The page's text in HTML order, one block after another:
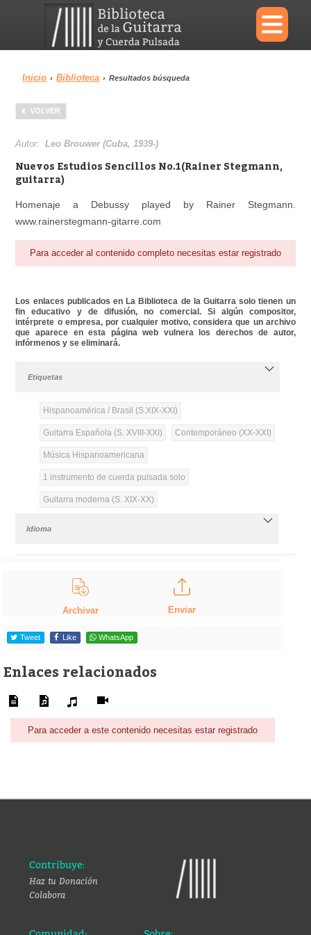
×
Menu
Biblioteca
Área personal Reproductor
Inicio › Biblioteca › Resultados búsqueda
VOLVER
Autor:Leo Brouwer (Cuba, 1939-)
Nuevos Estudios Sencillos No.1(Rainer Stegmann,
guitarra)
Homenaje a Debussy played by Rainer Stegmann.
www.rainerstegmann-gitarre.com
Para acceder al contenido completo necesitas estar registrado
Los enlaces publicados en La Biblioteca de la Guitarra solo tienen un
fin educativo y de difusión, no comercial. Si algún compositor,
intérprete o empresa, por cualquier motivo, considera que un archivo
que aparece en esta página web vulnera los derechos de autor,
infórmenos y se eliminará.
Etiquetas
Hispanoamérica / Brasil (S.XIX-XXI)
Guitarra Española (S. XVIII-XXI) Contemporáneo (XX-XXI)
Música Hispanoamericana
1 instrumento de cuerda pulsada solo
Guitarra moderna (S. XIX-XX)
Idioma
Archivar Enviar
Tweet Like WhatsApp
Enlaces relacionados
Para acceder a este contenido necesitas estar registrado
Contribuye:
Haz tu Donación
Colabora